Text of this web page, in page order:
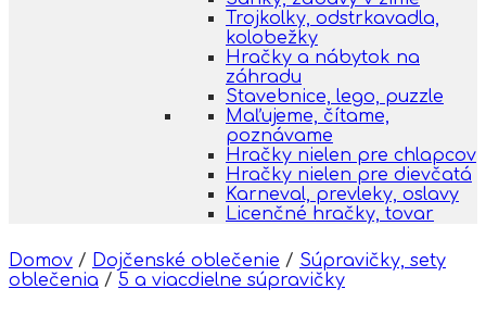
Trojkolky, odstrkavadla,
kolobežky
Hračky a nábytok na
záhradu
Stavebnice, lego, puzzle
Maľujeme, čítame,
poznávame
Hračky nielen pre chlapcov
Hračky nielen pre dievčatá
Karneval, prevleky, oslavy
Licenčné hračky, tovar
Domov / Dojčenské oblečenie / Súpravičky, sety
oblečenia / 5 a viacdielne súpravičky